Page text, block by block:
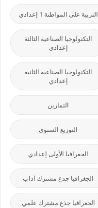
التربية على المواطنة 1 إعدادي
التكنولوجيا الصناعية الثالثة
إعدادي
التكنولوجيا الصناعية الثانية
إعدادي
التمارين
التوزيع السنوي
الجغرافيا الأولى إعدادي
الجغرافيا جذع مشترك آداب
الجغرافيا جذع مشترك علمي